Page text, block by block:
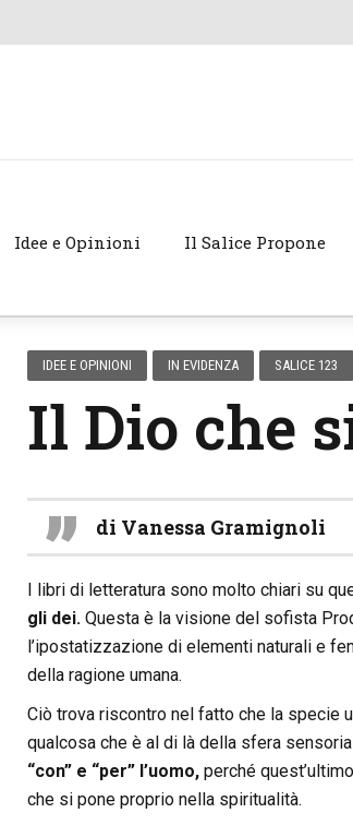
Idee e Opinioni Il Salice Propone
IDEE E OPINIONI IN EVIDENZA SALICE 123
Il Dio che
di Vanessa Gramignoli
I libri di letteratura sono molto chiari su
gli dei. Questa è la visione del sofista
l’ipostatizzazione di elementi naturali e
della ragione umana.
Ciò trova riscontro nel fatto che la specie
qualcosa che è al di là della sfera
“con” e “per” l’uomo,perché
che si pone proprio nella spiritualità.